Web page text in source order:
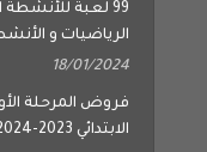
99 لعبة
الرياضيات و
18/01/2024
فروض المرحلة
الابتدائي 2023-2024